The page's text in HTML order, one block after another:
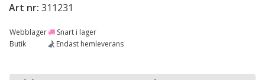
Art nr: 311231
Webblager
Snart i lager
Butik
Endast hemleverans